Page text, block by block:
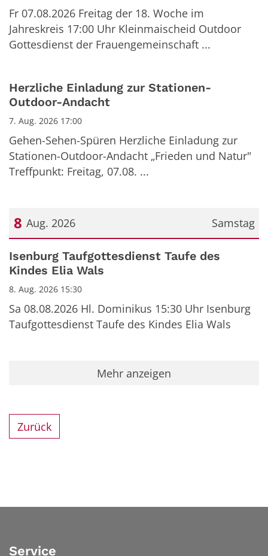
Fr 07.08.2026 Freitag der 18. Woche im
Jahreskreis 17:00 Uhr Kleinmaischeid Outdoor
Gottesdienst der Frauengemeinschaft ...
Herzliche Einladung zur Stationen-
Outdoor-Andacht
7. Aug. 2026 17:00
Gehen-Sehen-Spüren Herzliche Einladung zur
Stationen-Outdoor-Andacht „Frieden und Natur"
Treffpunkt: Freitag, 07.08. ...
Samstag
8 Aug. 2026
Datum: 8. August 2026
Isenburg Taufgottesdienst Taufe des
Kindes Elia Wals
8. Aug. 2026 15:30
Sa 08.08.2026 Hl. Dominikus 15:30 Uhr Isenburg
Taufgottesdienst Taufe des Kindes Elia Wals
Mehr anzeigen
Zurück
Service